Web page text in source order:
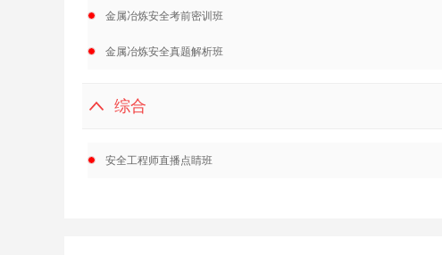
金属冶炼安全考前密训班
金属冶炼安全真题解析班
综合
安全工程师直播点睛班